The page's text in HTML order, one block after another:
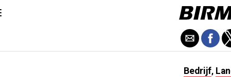
Bedrijf,